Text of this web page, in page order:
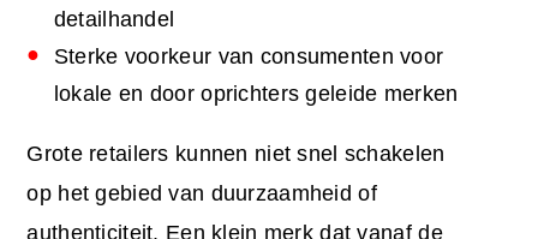
detailhandel
Sterke voorkeur van consumenten voor
lokale en door oprichters geleide merken
Grote retailers kunnen niet snel schakelen
op het gebied van duurzaamheid of
authenticiteit. Een klein merk dat vanaf de